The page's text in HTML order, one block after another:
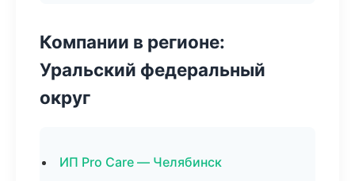
Компании в регионе:
Уральский федеральный
округ
ИП Pro Care — Челябинск